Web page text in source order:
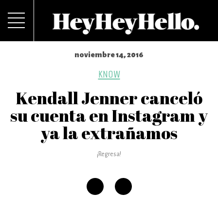
noviembre 14, 2016
KNOW
Kendall Jenner canceló
su cuenta en Instagram y
ya la extrañamos
¡Regresa!